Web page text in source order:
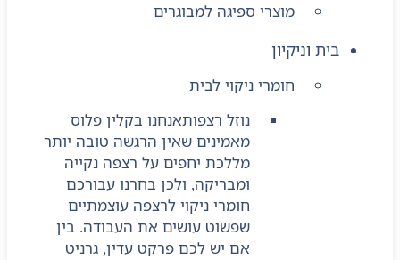
מוצרי ספיגה למבוגרים
בית וניקיון
חומרי ניקוי לבית
נוזל רצפותאנחנו בקלין פלוס
מאמינים שאין הרגשה טובה יותר
מללכת יחפים על רצפה נקייה
ומבריקה, ולכן בחרנו עבורכם
חומרי ניקוי לרצפה עוצמתיים
שפשוט עושים את העבודה. בין
אם יש לכם פרקט עדין, גרניט